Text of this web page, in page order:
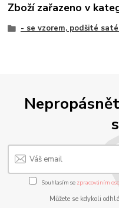
Zboží zařazeno v
- se vzorem, podšité
Souhlasím se zpracováním
Můžete se kdykoli